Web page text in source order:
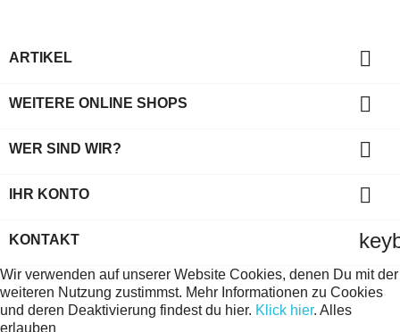
ARTIKEL 
WEITERE ONLINE SHOPS 
WER SIND WIR? 
IHR KONTO 
KONTAKT
Wir verwenden auf unserer Website Cookies, denen Du mit der
weiteren Nutzung zustimmst. Mehr Informationen zu Cookies
und deren Deaktivierung findest du hier. Klick hier. Alles
erlauben